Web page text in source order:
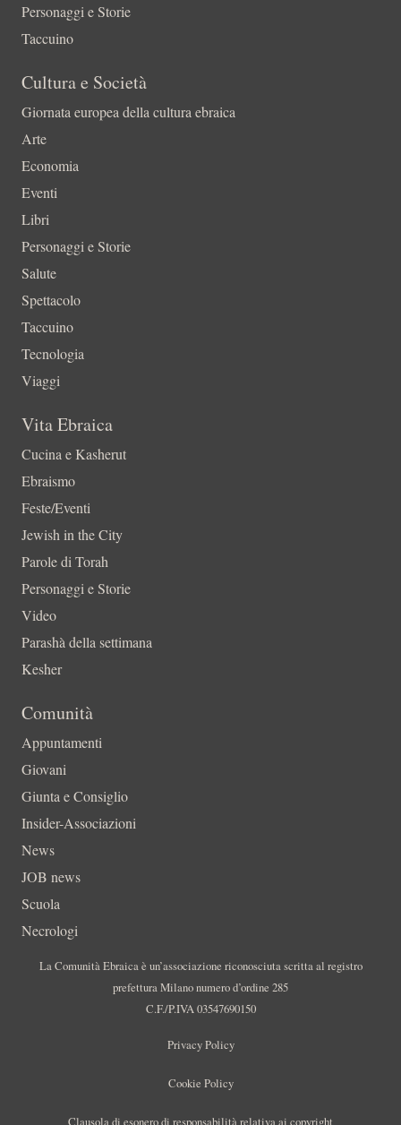
Personaggi e Storie
Taccuino
Cultura e Società
Giornata europea della cultura ebraica
Arte
Economia
Eventi
Libri
Personaggi e Storie
Salute
Spettacolo
Taccuino
Tecnologia
Viaggi
Vita Ebraica
Cucina e Kasherut
Ebraismo
Feste/Eventi
Jewish in the City
Parole di Torah
Personaggi e Storie
Video
Parashà della settimana
Kesher
Comunità
Appuntamenti
Giovani
Giunta e Consiglio
Insider-Associazioni
News
JOB news
Scuola
Necrologi
La Comunità Ebraica è un’associazione riconosciuta scritta al registro
prefettura Milano numero d’ordine 285
C.F./P.IVA 03547690150
Privacy Policy
Cookie Policy
Clausola di esonero di responsabilità relativa ai copyright